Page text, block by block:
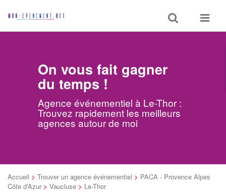
Toggle
search
Toggle
On vous fait gagner
du temps !
Agence événementiel à Le-Thor :
Trouvez rapidement les meilleurs
agences autour de moi
Accueil > Trouver un agence événementiel > PACA - Provence Alpes
Côte d'Azur > Vaucluse > Le-Thor